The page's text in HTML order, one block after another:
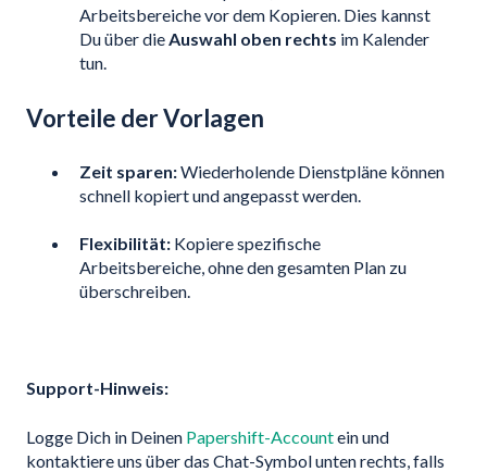
Arbeitsbereiche vor dem Kopieren. Dies kannst
Du über dieAuswahl oben rechts im Kalender
tun.
Vorteile der Vorlagen
Zeit sparen:Wiederholende Dienstpläne können
schnell kopiert und angepasst werden.
Flexibilität: Kopiere spezifische
Arbeitsbereiche, ohne den gesamten Plan zu
überschreiben.
Support-Hinweis:
Logge Dich in Deinen Papershift-Accountein und
kontaktiere uns über das Chat-Symbol unten rechts, falls